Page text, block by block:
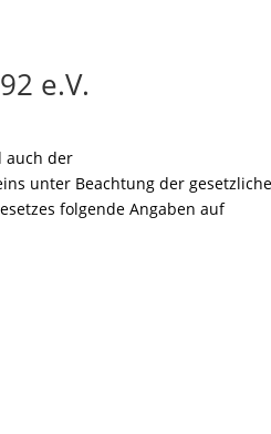
e.V.
auch der
unter Beachtung der
folgende Angaben auf